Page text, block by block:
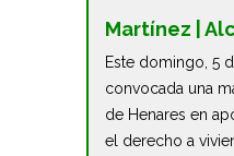
Martínez |
Este domingo, 5
convocada una
de Henares en
el derecho a